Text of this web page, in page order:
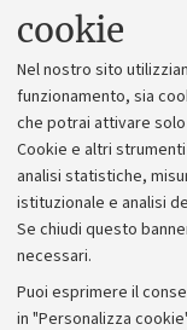
cookie
Nel nostro sito
funzionamento, sia
che potrai attivare
Cookie e altri
analisi statistiche,
istituzionale e analisi
Se chiudi questo
necessari.
Puoi esprimere il
in "Personalizza